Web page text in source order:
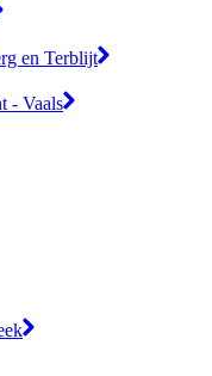
en Terblijt
- Vaals